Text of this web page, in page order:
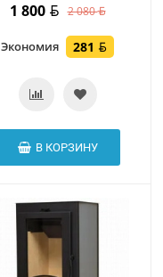
1 800 2 080
Экономия 281
В КОРЗИНУ